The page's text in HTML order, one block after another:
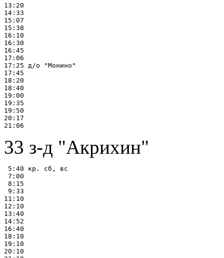
13:20
14:33
15:07
15:38
16:10
16:30
16:45
17:06
17:25 д/о "Монино"
17:45
18:20
18:40
19:00
19:35
19:50
20:17
33 з-д "Акрихин"
5:40 кр. сб, вс
7:00
8:15
9:33
11:10
12:10
13:40
14:52
16:40
18:10
19:10
20:10